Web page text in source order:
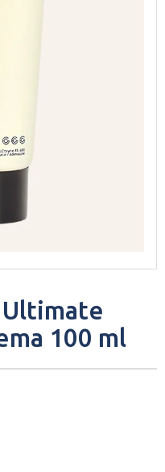
Ultimate
100 ml